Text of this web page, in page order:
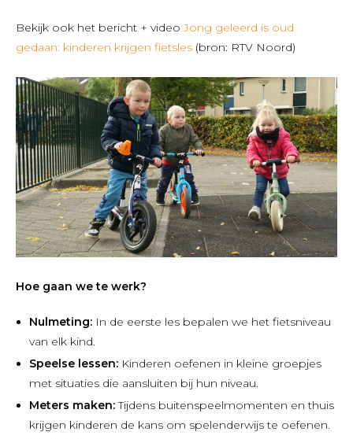
Bekijk ook het bericht + videoJong geleerd is oud
gedaan: kinderen krijgen fietsles (bron: RTV Noord)
Hoe gaan we te werk?
Nulmeting: In de eerste les bepalen we het fietsniveau
van elk kind.
Speelse lessen: Kinderen oefenen in kleine groepjes
met situaties die aansluiten bij hun niveau.
Meters maken:Tijdens buitenspeelmomenten en thuis
krijgen kinderen de kans om spelenderwijs te oefenen.